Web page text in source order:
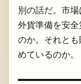
別の話だ。市
外貨準備を安
のか。それと
めているのか。